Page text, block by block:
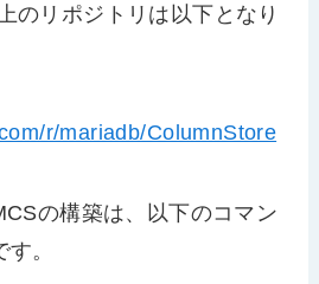
のリポジトリは以下となり
r/mariadb/ColumnStore
の構築は、以下のコマン
。